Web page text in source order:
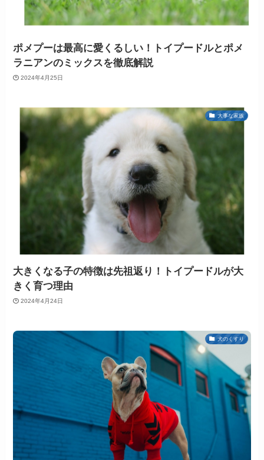
ポメプーは最高に愛くるしい！トイプードルとポメ
ラニアンのミックスを徹底解説
2024年4月25日
大事な家族
大きくなる子の特徴は先祖返り！トイプードルが大
きく育つ理由
2024年4月24日
犬のくすり